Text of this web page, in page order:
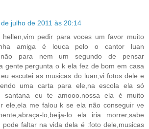
de julho de 2011 às 20:14
pedir para voces um favor muito
amiga é louca pelo o cantor luan
não para nem um segundo de pensar
gente pergunta o k ela fez de bom em casa
escutei as musicas do luan,vi fotos dele e
uma carta para ele,na escola ela só
santana eu te amooo.nossa ela é muito
ele,ela me falou k se ela não conseguir ve
lo,beija-lo ela iria morrer,sabe
pode faltar na vida dela é :foto dele,musicas